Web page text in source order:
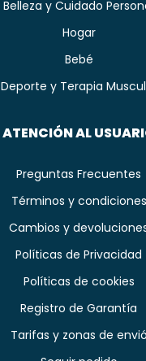
Belleza y Cuidado
Hogar
Bebé
Deporte y Terapia
ATENCIÓN AL
Preguntas Frecuentes
Términos y condiciones
Cambios y
Políticas de Privacidad
Políticas de cookies
Registro de Garantía
Tarifas y zonas de envió